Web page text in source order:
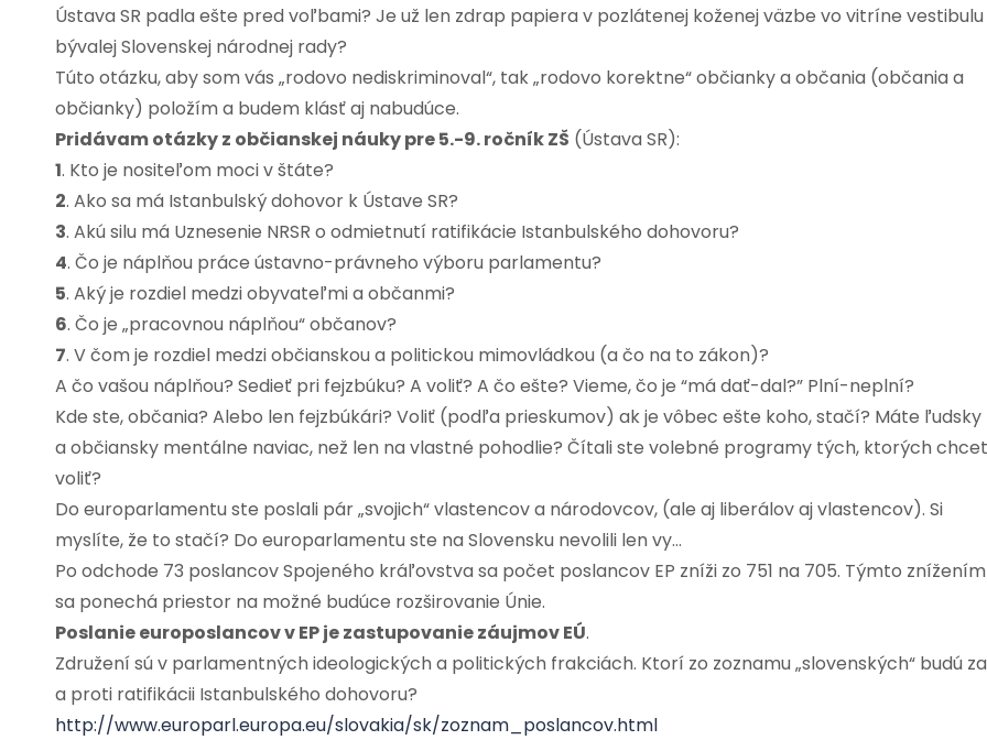
Ústava SR padla ešte pred voľbami? Je už len zdrap papiera v pozlátenej koženej väzbe vo vitríne vestibulu
bývalej Slovenskej národnej rady?
Túto otázku, aby som vás „rodovo nediskriminoval“, tak „rodovo korektne“ občianky a občania (občania a
občianky) položím a budem klásť aj nabudúce.
Pridávam otázky z občianskej náuky pre 5.-9. ročník ZŠ (Ústava SR):
1. Kto je nositeľom moci v štáte?
2. Ako sa má Istanbulský dohovor k Ústave SR?
3. Akú silu má Uznesenie NRSR o odmietnutí ratifikácie Istanbulského dohovoru?
4. Čo je náplňou práce ústavno-právneho výboru parlamentu?
5. Aký je rozdiel medzi obyvateľmi a občanmi?
6. Čo je „pracovnou náplňou“ občanov?
7. V čom je rozdiel medzi občianskou a politickou mimovládkou (a čo na to zákon)?
A čo vašou náplňou? Sedieť pri fejzbúku? A voliť? A čo ešte? Vieme, čo je “má dať-dal?” Plní-neplní?
Kde ste, občania? Alebo len fejzbúkári? Voliť (podľa prieskumov) ak je vôbec ešte koho, stačí? Máte ľudsky
a občiansky mentálne naviac, než len na vlastné pohodlie? Čítali ste volebné programy tých, ktorých
voliť?
Do europarlamentu ste poslali pár „svojich“ vlastencov a národovcov, (ale aj liberálov aj vlastencov). Si
myslíte, že to stačí? Do europarlamentu ste na Slovensku nevolili len vy…
Po odchode 73 poslancov Spojeného kráľovstva sa počet poslancov EP zníži zo 751 na 705. Týmto znížením
sa ponechá priestor na možné budúce rozširovanie Únie.
Poslanie europoslancov v EP je zastupovanie záujmov EÚ.
Združení sú v parlamentných ideologických a politických frakciách. Ktorí zo zoznamu „slovenských“ budú za
a proti ratifikácii Istanbulského dohovoru?
http://www.europarl.europa.eu/slovakia/sk/zoznam_poslancov.html